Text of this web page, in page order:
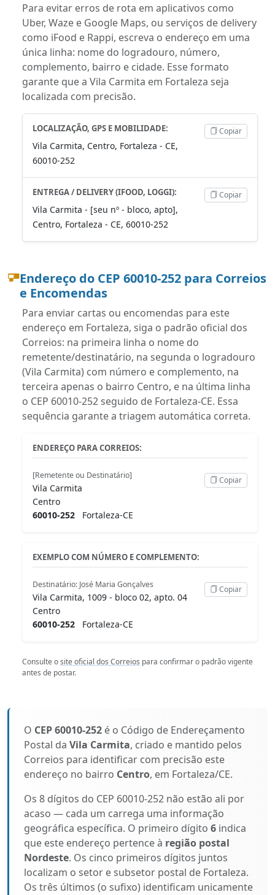
Para evitar erros de rota em aplicativos como
Uber, Waze e Google Maps, ou serviços de delivery
como iFood e Rappi, escreva o endereço em uma
única linha: nome do logradouro, número,
complemento, bairro e cidade. Esse formato
garante que a Vila Carmita em Fortaleza seja
localizada com precisão.
LOCALIZAÇÃO, GPS E MOBILIDADE:
Vila Carmita, Centro, Fortaleza - CE,
60010-252
Copiar
ENTREGA / DELIVERY (IFOOD, LOGGI):
Vila Carmita - [seu nº - bloco, apto],
Centro, Fortaleza - CE, 60010-252
Copiar
Endereço do CEP 60010-252 para Correios
e Encomendas
Para enviar cartas ou encomendas para este
endereço em Fortaleza, siga o padrão oficial dos
Correios: na primeira linha o nome do
remetente/destinatário, na segunda o logradouro
(Vila Carmita) com número e complemento, na
terceira apenas o bairro Centro, e na última linha
o CEP 60010-252 seguido de Fortaleza-CE. Essa
sequência garante a triagem automática correta.
ENDEREÇO PARA CORREIOS:
[Remetente ou Destinatário]
Vila Carmita
Centro
60010-252 Fortaleza-CE
Copiar
EXEMPLO COM NÚMERO E COMPLEMENTO:
Destinatário: José Maria Gonçalves
Vila Carmita, 1009 - bloco 02, apto. 04
Centro
60010-252 Fortaleza-CE
Copiar
Consulte osite oficial dos Correios para confirmar o padrão vigente
antes de postar.
O CEP 60010-252 é o Código de Endereçamento
Postal da Vila Carmita, criado e mantido pelos
Correios para identificar com precisão este
endereço no bairro Centro, em Fortaleza/CE.
Os 8 dígitos do CEP 60010-252 não estão ali por
acaso — cada um carrega uma informação
geográfica específica. O primeiro dígito 6 indica
que este endereço pertence à região postal
Nordeste. Os cinco primeiros dígitos juntos
localizam o setor e subsetor postal de Fortaleza.
Os três últimos (o sufixo) identificam unicamente